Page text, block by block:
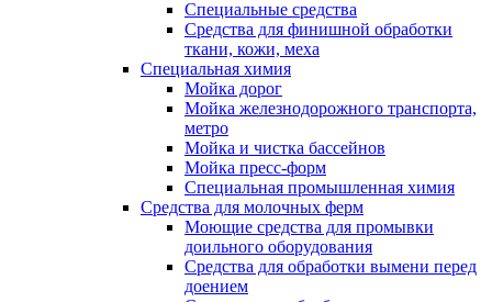
Специальные средства
Средства для финишной обработки
ткани, кожи, меха
Специальная химия
Мойка дорог
Мойка железнодорожного транспорта,
метро
Мойка и чистка бассейнов
Мойка пресс-форм
Специальная промышленная химия
Средства для молочных ферм
Моющие средства для промывки
доильного оборудования
Средства для обработки вымени перед
доением